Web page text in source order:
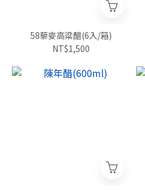
58藜麥高粱醋(6入/箱)
NT$1,500